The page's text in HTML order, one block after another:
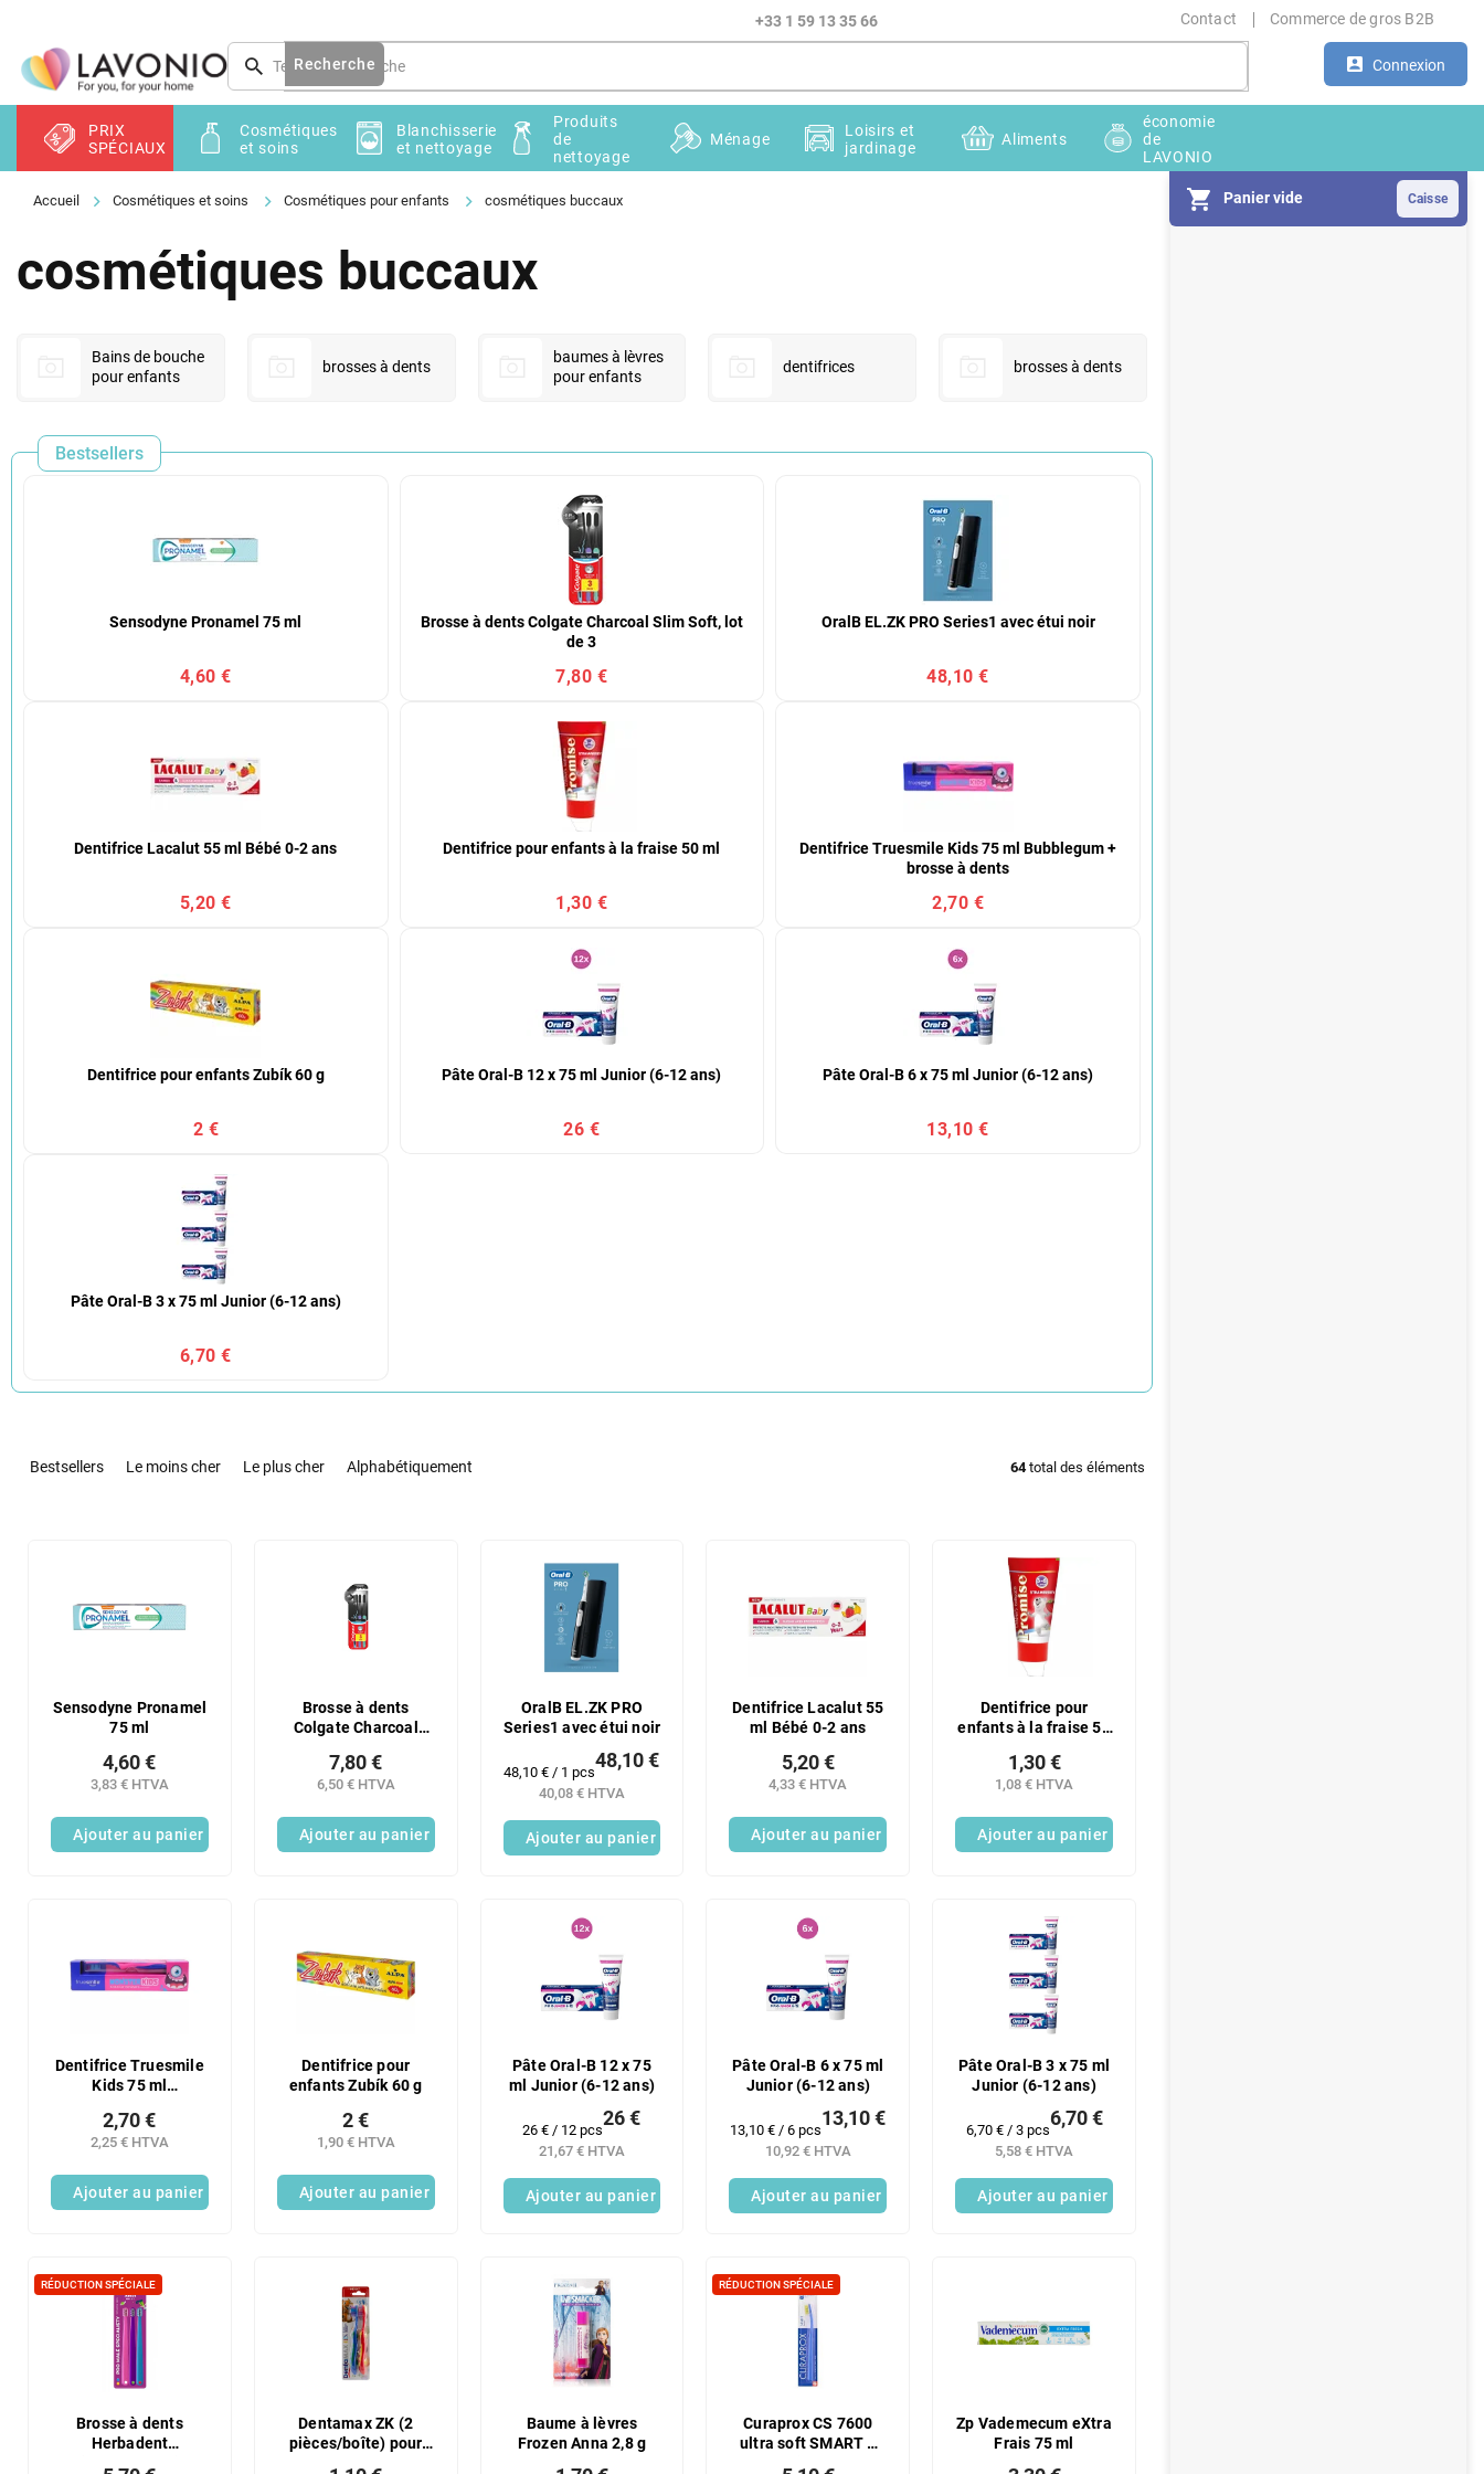
contenu
+33 1 59 13 35 66 Contact Commerce de gros B2B
Connexion
Recherche
Panier vide
PRIX
SPÉCIAUX
Cosmétiques
et soins
Blanchisserie
et nettoyage
Produits
de
nettoyage
Ménage
Loisirs et
jardinage
Aliments
économie
de
LAVONIO
Cosmétiques et soins Cosmétiques pour enfants cosmétiques buccaux
cosmétiques buccaux
Bains de bouche
pour enfants
brosses à dents
baumes à lèvres
pour enfants
dentifrices brosses à dents
Bestsellers
Sensodyne Pronamel 75 ml
4,60 €
Brosse à dents Colgate Charcoal Slim Soft, lot
de 3
7,80 €
OralB EL.ZK PRO Series1 avec étui noir
48,10 €
Dentifrice Lacalut 55 ml Bébé 0-2 ans
5,20 €
Dentifrice pour enfants à la fraise 50 ml
1,30 €
Dentifrice Truesmile Kids 75 ml Bubblegum +
brosse à dents
2,70 €
Dentifrice pour enfants Zubík 60 g
2 €
Pâte Oral-B 12 x 75 ml Junior (6-12 ans)
26 €
Pâte Oral-B 6 x 75 ml Junior (6-12 ans)
13,10 €
Pâte Oral-B 3 x 75 ml Junior (6-12 ans)
6,70 €
Bestsellers Le moins cher Le plus cher Alphabétiquement 64total des éléments
Sensodyne Pronamel
75 ml
3,83 € HTVA
4,60 €
Ajouter au panier
Brosse à dents
Colgate Charcoal
6,50 € HTVA
7,80 €
Ajouter au panier
OralB EL.ZK PRO
Series1 avec étui noir
40,08 € HTVA
48,10 €
Prix
mesure:
48,10 € / 1 pcs
Ajouter au panier
Dentifrice Lacalut 55
ml Bébé 0-2 ans
4,33 € HTVA
5,20 €
Ajouter au panier
Dentifrice pour
enfants à la fraise 50
1,08 € HTVA
1,30 €
Ajouter au panier
Dentifrice Truesmile
Kids 75 ml
à dents
2,25 € HTVA
2,70 €
Ajouter au panier
Dentifrice pour
enfants Zubík 60 g
1,90 € HTVA
2 €
Ajouter au panier
Pâte Oral-B 12 x 75
ml Junior (6-12 ans)
21,67 € HTVA
26 €
Prix
26 € / 12 pcs
Ajouter au panier
Pâte Oral-B 6 x 75 ml
Junior (6-12 ans)
10,92 € HTVA
13,10 €
Prix
mesure:
13,10 € / 6 pcs
Ajouter au panier
Pâte Oral-B 3 x 75 ml
Junior (6-12 ans)
5,58 € HTVA
6,70 €
Prix
6,70 € / 3 pcs
Ajouter au panier
RÉDUCTION SPÉCIALE
Brosse à dents
Herbadent
Dentamax ZK (2
pièces/boîte) pour
Baume à lèvres
Frozen Anna 2,8 g
RÉDUCTION SPÉCIALE
Curaprox CS 7600
ultra soft SMART 1
Zp Vademecum eXtra
Frais 75 ml